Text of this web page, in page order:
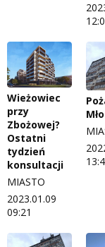
Wieżowiec
przy
Zbożowej?
Ostatni
tydzień
konsultacji
MIASTO
2023.01.09
09:21